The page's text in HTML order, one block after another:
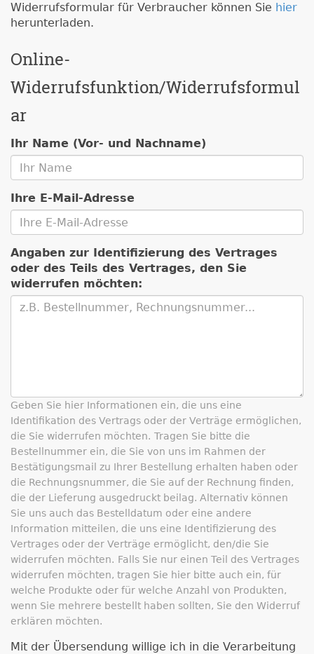
Widerrufsformular für Verbraucher können Sie hier
herunterladen.
Online-
Widerrufsfunktion/Widerrufsformul
ar
Ihr Name (Vor- und Nachname)
Ihre E-Mail-Adresse
Angaben zur Identifizierung des Vertrages
oder des Teils des Vertrages, den Sie
widerrufen möchten:
Geben Sie hier Informationen ein, die uns eine
Identifikation des Vertrags oder der Verträge ermöglichen,
die Sie widerrufen möchten. Tragen Sie bitte die
Bestellnummer ein, die Sie von uns im Rahmen der
Bestätigungsmail zu Ihrer Bestellung erhalten haben oder
die Rechnungsnummer, die Sie auf der Rechnung finden,
die der Lieferung ausgedruckt beilag. Alternativ können
Sie uns auch das Bestelldatum oder eine andere
Information mitteilen, die uns eine Identifizierung des
Vertrages oder der Verträge ermöglicht, den/die Sie
widerrufen möchten. Falls Sie nur einen Teil des Vertrages
widerrufen möchten, tragen Sie hier bitte auch ein, für
welche Produkte oder für welche Anzahl von Produkten,
wenn Sie mehrere bestellt haben sollten, Sie den Widerruf
erklären möchten.
Mit der Übersendung willige ich in die Verarbeitung